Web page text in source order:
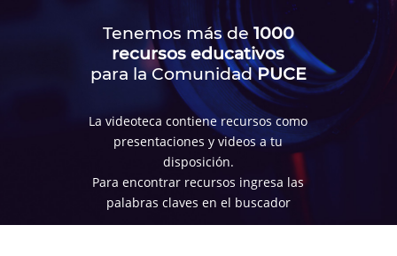
Tenemos más de 1000
recursos educativos
para la ComunidadPUCE
La videoteca contiene recursos como
presentaciones y videos a tu
disposición.
Para encontrar recursos ingresa las
palabras claves en el buscador